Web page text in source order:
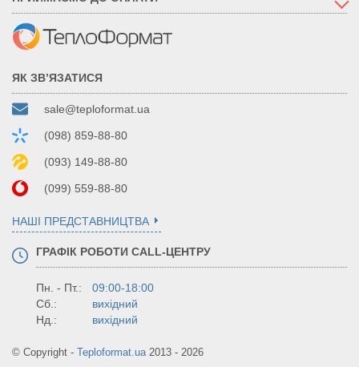
ЯК ЗВ’ЯЗАТИСЯ
sale@teploformat.ua
(098) 859-88-80
(093) 149-88-80
(099) 559-88-80
НАШІ ПРЕДСТАВНИЦТВА
ГРАФІК РОБОТИ CALL-ЦЕНТРУ
Пн. - Пт.:
09:00-18:00
Сб.:
вихідний
Нд.:
вихідний
© Copyright - Teploformat.ua2013 - 2026